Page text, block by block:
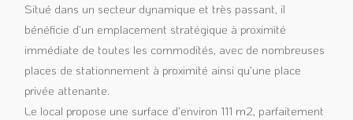
Situé dans un secteur dynamique et très passant, il
bénéficie d’un emplacement stratégique à proximité
immédiate de toutes les commodités, avec de nombreuses
places de stationnement à proximité ainsi qu’une place
privée attenante.
Le local propose une surface d’environ 111 m2, parfaitement